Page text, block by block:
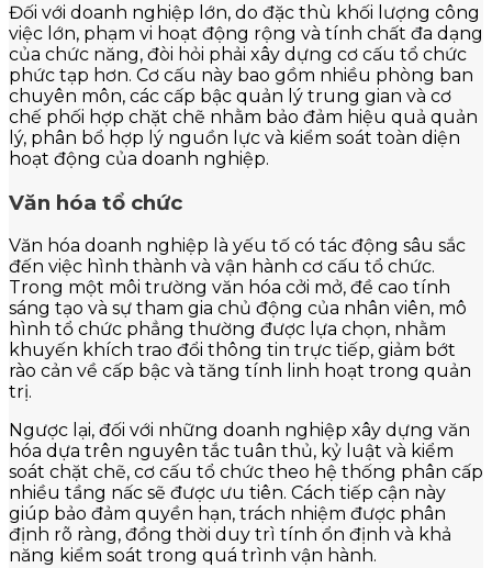
Đối với doanh nghiệp lớn, do đặc thù khối lượng công
việc lớn, phạm vi hoạt động rộng và tính chất đa dạng
của chức năng, đòi hỏi phải xây dựng cơ cấu tổ chức
phức tạp hơn. Cơ cấu này bao gồm nhiều phòng ban
chuyên môn, các cấp bậc quản lý trung gian và cơ
chế phối hợp chặt chẽ nhằm bảo đảm hiệu quả quản
lý, phân bổ hợp lý nguồn lực và kiểm soát toàn diện
hoạt động của doanh nghiệp.
Văn hóa tổ chức
Văn hóa doanh nghiệp là yếu tố có tác động sâu sắc
đến việc hình thành và vận hành cơ cấu tổ chức.
Trong một môi trường văn hóa cởi mở, đề cao tính
sáng tạo và sự tham gia chủ động của nhân viên, mô
hình tổ chức phẳng thường được lựa chọn, nhằm
khuyến khích trao đổi thông tin trực tiếp, giảm bớt
rào cản về cấp bậc và tăng tính linh hoạt trong quản
trị.
Ngược lại, đối với những doanh nghiệp xây dựng văn
hóa dựa trên nguyên tắc tuân thủ, kỷ luật và kiểm
soát chặt chẽ, cơ cấu tổ chức theo hệ thống phân cấp
nhiều tầng nấc sẽ được ưu tiên. Cách tiếp cận này
giúp bảo đảm quyền hạn, trách nhiệm được phân
định rõ ràng, đồng thời duy trì tính ổn định và khả
năng kiểm soát trong quá trình vận hành.